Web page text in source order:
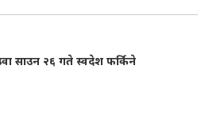
साउन २६ गते स्वदेश फर्किने